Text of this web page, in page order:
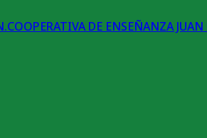
COOPERATIVA DE ENSEÑANZA